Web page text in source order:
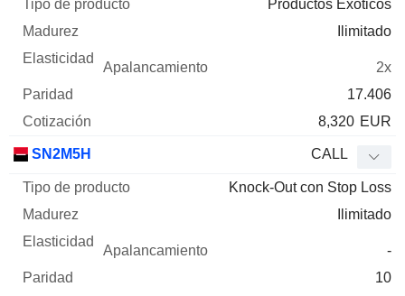
Productos Exóticos
Ilimitado
2x
17.406
8,320 EUR
SN2M5H CALL
Knock-Out con Stop Loss
Ilimitado
-
10